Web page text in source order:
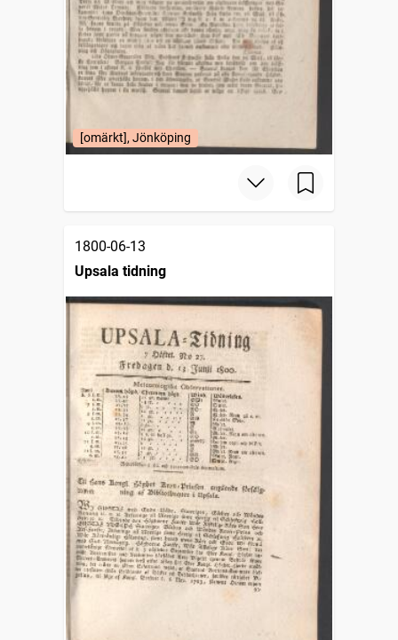
[omärkt], Jönköping
1800-06-13
Upsala tidning